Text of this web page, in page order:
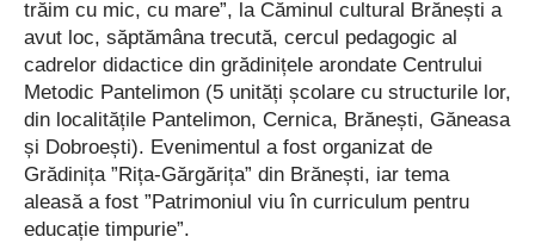
trăim cu mic, cu mare”, la Căminul cultural Brănești a
avut loc, săptămâna trecută, cercul pedagogic al
cadrelor didactice din grădinițele arondate Centrului
Metodic Pantelimon (5 unități școlare cu structurile lor,
din localitățile Pantelimon, Cernica, Brănești, Găneasa
și Dobroești). Evenimentul a fost organizat de
Grădinița ”Rița-Gărgărița” din Brănești, iar tema
aleasă a fost ”Patrimoniul viu în curriculum pentru
educație timpurie”.